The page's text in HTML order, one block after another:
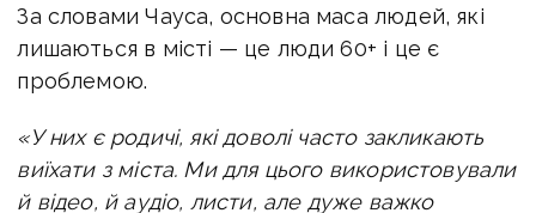
За словами Чауса, основна маса людей, які
лишаються в місті — це люди 60+ і це є
проблемою.
«У них є родичі, які доволі часто закликають
виїхати з міста. Ми для цього використовували
й відео, й аудіо, листи, але дуже важко